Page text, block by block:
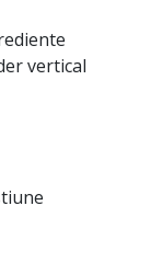
vertical